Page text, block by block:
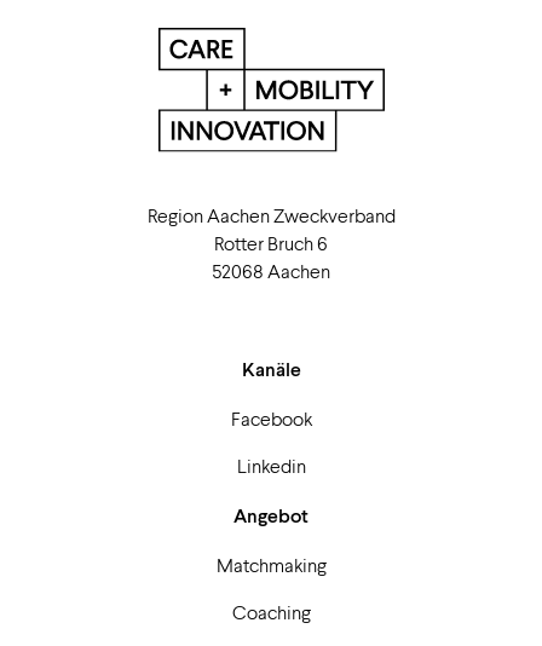
Region Aachen Zweckverband
Rotter Bruch 6
52068 Aachen
Kanäle
Facebook
Linkedin
Angebot
Matchmaking
Coaching